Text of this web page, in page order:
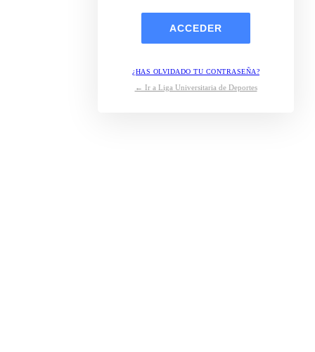
¿HAS OLVIDADO TU CONTRASEÑA?
← Ir a Liga Universitaria de Deportes